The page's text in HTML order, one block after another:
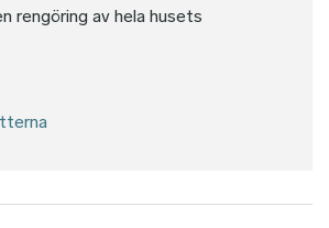
rengöring av hela husets